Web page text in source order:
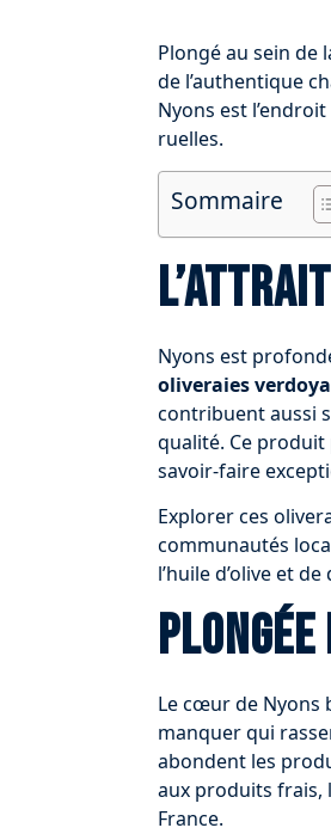
Plongé au sein de
de l’authentique
Nyons est
ruelles.
Sommaire
Nyons est
oliveraies
contribuent aussi
qualité. Ce produit
savoir-faire
Explorer ces
communautés
l’huile d’olive et
Le cœur de Nyons
manquer qui
abondent les
aux produits frais,
France.